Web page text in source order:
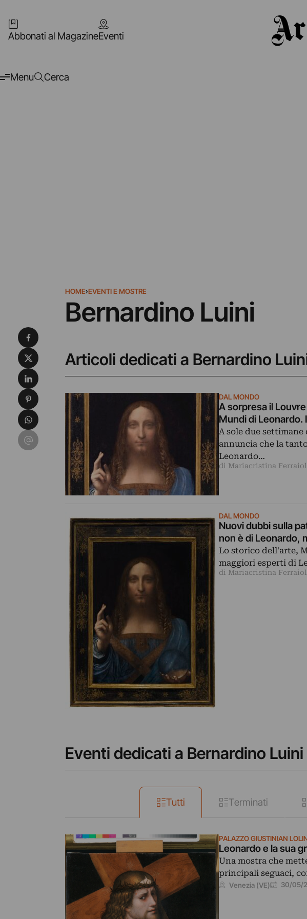
Abbonati al MagazineEventi
Menu Cerca
HOME›EVENTI E MOSTRE
Bernardino Luini
Articoli dedicati a Bernardino
DAL MONDO
A sorpresa il
Mundi di Leonardo.
A sole due
annuncia che la
Leonardo…
di Mariacristina
DAL MONDO
Nuovi dubbi sulla
non è di Leonardo,
Lo storico dell'arte,
maggiori esperti di
di Mariacristina
Eventi dedicati a Bernardino Luini
Tutti Terminati
PALAZZO GIUSTINIAN
Leonardo e la sua
Una mostra che
principali seguaci,
Venezia (VE) 30/05/
Condividi su Facebook
Condividi su X
Condividi su LinkedIn
Condividi su Pinterest
Condividi su WhatsApp
Condividi su Email